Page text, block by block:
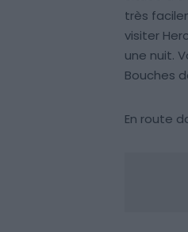
très
visiter
une nuit.
Bouches
En route